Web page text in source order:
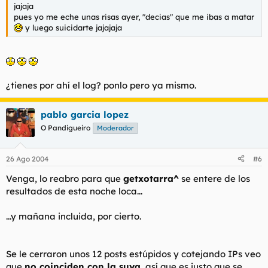
jajaja
pues yo me eche unas risas ayer, "decias" que me ibas a matar
y luego suicidarte jajajaja
¿tienes por ahí el log? ponlo pero ya mismo.
pablo garcia lopez
O Pandigueiro Moderador
26 Ago 2004 #6
Venga, lo reabro para que getxotarra^ se entere de los
resultados de esta noche loca...
...y mañana incluida, por cierto.
Se le cerraron unos 12 posts estúpidos y cotejando IPs veo